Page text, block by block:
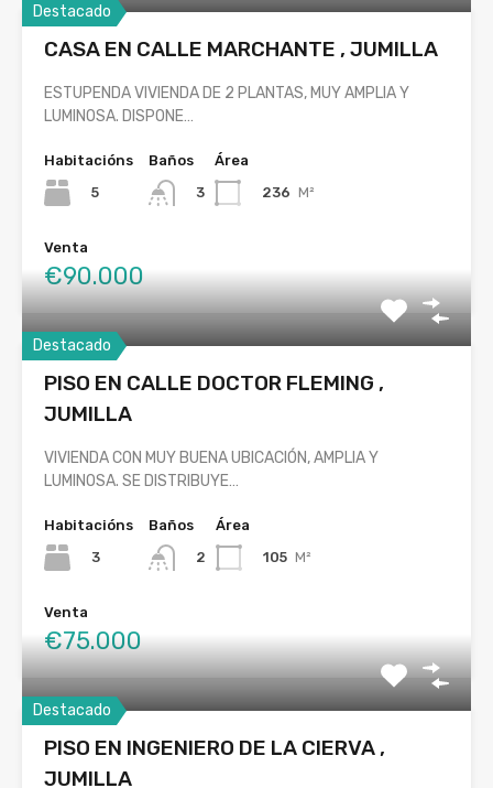
Destacado
CASA EN CALLE MARCHANTE , JUMILLA
ESTUPENDA VIVIENDA DE 2 PLANTAS, MUY AMPLIA Y
LUMINOSA. DISPONE…
Habitacións
5
Baños
3
Área
236 M²
Venta
€90.000
Destacado
PISO EN CALLE DOCTOR FLEMING ,
JUMILLA
VIVIENDA CON MUY BUENA UBICACIÓN, AMPLIA Y
LUMINOSA. SE DISTRIBUYE…
Habitacións
3
Baños
2
Área
105 M²
Venta
€75.000
Destacado
PISO EN INGENIERO DE LA CIERVA ,
JUMILLA